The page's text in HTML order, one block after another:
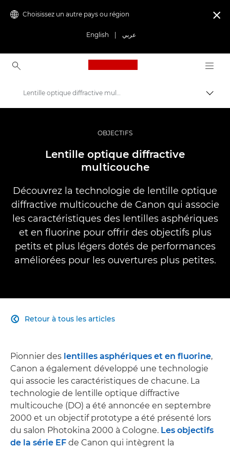
Choisissez un autre pays ou région
English عربي

Canon Logo, back to
Vidéo et photographie professionnelles
Banque d'informations : source d'informations sur la photographie
Lentille optique diffractive multicouche
OBJECTIFS
Lentille optique diffractive
multicouche
Découvrez la technologie de lentille optique
diffractive multicouche de Canon qui associe
les caractéristiques des lentilles asphériques
et en fluorine pour offrir des objectifs plus
petits et plus légers dotés de performances
améliorées pour les ouvertures plus petites.
Retour à tous les articles

Pionnier des lentilles asphériques et en fluorine,
Canon a également développé une technologie
qui associe les caractéristiques de chacune. La
technologie de lentille optique diffractive
multicouche (DO) a été annoncée en septembre
2000 et un objectif prototype a été présenté lors
du salon Photokina 2000 à Cologne. Les objectifs
de la série EF de Canon qui intègrent la